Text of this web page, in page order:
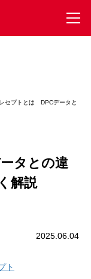
セプトとは DPCデータと
タとの違
解説
2025.06.04
ト